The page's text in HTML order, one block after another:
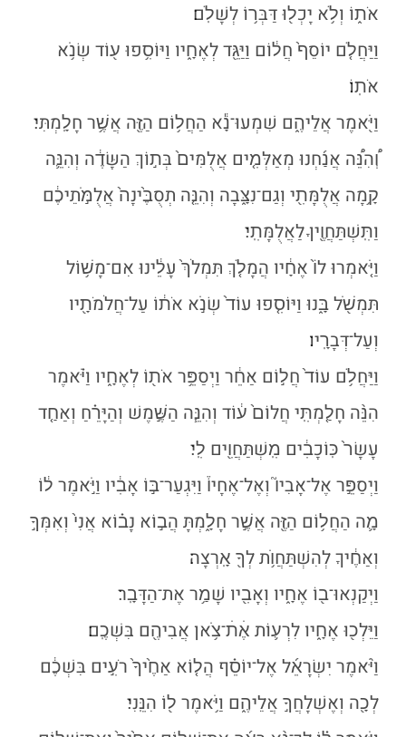
אֹת֑וֹ וְלֹ֥א יָכְל֖וּ דַּבְּר֥וֹ לְשָׁלֹֽם׃
וַיַּחֲלֹ֤ם יוֹסֵף֙ חֲל֔וֹם וַיַּגֵּ֖ד לְאֶחָ֑יו וַיּוֹסִ֥פוּ ע֖וֹד שְׂנֹ֥א
אֹתֽוֹ׃
וַיֹּ֖אמֶר אֲלֵיהֶ֑ם שִׁמְעוּ־נָ֕א הַחֲל֥וֹם הַזֶּ֖ה אֲשֶׁ֥ר חָלָֽמְתִּי׃
וְ֠הִנֵּ֠ה אֲנַ֜חְנוּ מְאַלְּמִ֤ים אֲלֻמִּים֙ בְּת֣וֹךְ הַשָּׂדֶ֔ה וְהִנֵּ֛ה
קָ֥מָה אֲלֻמָּתִ֖י וְגַם־נִצָּ֑בָה וְהִנֵּ֤ה תְסֻבֶּ֙ינָה֙ אֲלֻמֹּ֣תֵיכֶ֔ם
וַתִּֽשְׁתַּחֲוֶ֖יןָ לַאֲלֻמָּתִֽי׃
וַיֹּ֤אמְרוּ לוֹ֙ אֶחָ֔יו הֲמָלֹ֤ךְ תִּמְלֹךְ֙ עָלֵ֔ינוּ אִם־מָשׁ֥וֹל
תִּמְשֹׁ֖ל בָּ֑נוּ וַיּוֹסִ֤פוּ עוֹד֙ שְׂנֹ֣א אֹת֔וֹ עַל־חֲלֹמֹתָ֖יו
וְעַל־דְּבָרָֽיו׃
וַיַּחֲלֹ֥ם עוֹד֙ חֲל֣וֹם אַחֵ֔ר וַיְסַפֵּ֥ר אֹת֖וֹ לְאֶחָ֑יו וַיֹּ֗אמֶר
הִנֵּ֨ה חָלַ֤מְתִּֽי חֲלוֹם֙ ע֔וֹד וְהִנֵּ֧ה הַשֶּׁ֣מֶשׁ וְהַיָּרֵ֗חַ וְאַחַ֤ד
עָשָׂר֙ כּֽוֹכָבִ֔ים מִֽשְׁתַּחֲוִ֖ים לִֽי׃
וַיְסַפֵּ֣ר אֶל־אָבִיו֮ וְאֶל־אֶחָיו֒ וַיִּגְעַר־בּ֣וֹ אָבִ֔יו וַיֹּ֣אמֶר ל֔וֹ
מָ֛ה הַחֲל֥וֹם הַזֶּ֖ה אֲשֶׁ֣ר חָלָ֑מְתָּ הֲב֣וֹא נָב֗וֹא אֲנִי֙ וְאִמְּךָ֣
וְאַחֶ֔יךָ לְהִשְׁתַּחֲוֺ֥ת לְךָ֖ אָֽרְצָה׃
וַיְקַנְאוּ־ב֖וֹ אֶחָ֑יו וְאָבִ֖יו שָׁמַ֥ר אֶת־הַדָּבָֽר׃
וַיֵּלְכ֖וּ אֶחָ֑יו לִרְע֛וֹת אֶׄתׄ־צֹ֥אן אֲבִיהֶ֖ם בִּשְׁכֶֽם׃
וַיֹּ֨אמֶר יִשְׂרָאֵ֜ל אֶל־יוֹסֵ֗ף הֲל֤וֹא אַחֶ֙יךָ֙ רֹעִ֣ים בִּשְׁכֶ֔ם
לְכָ֖ה וְאֶשְׁלָחֲךָ֣ אֲלֵיהֶ֑ם וַיֹּ֥אמֶר ל֖וֹ הִנֵּֽנִי׃